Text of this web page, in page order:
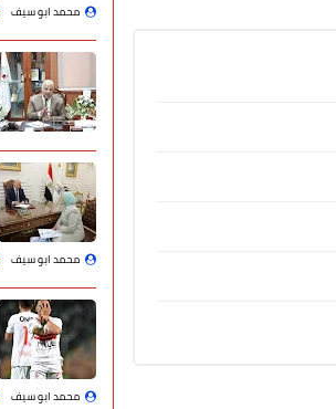
محمد ابو سيف
محمد ابو سيف
محمد ابو سيف